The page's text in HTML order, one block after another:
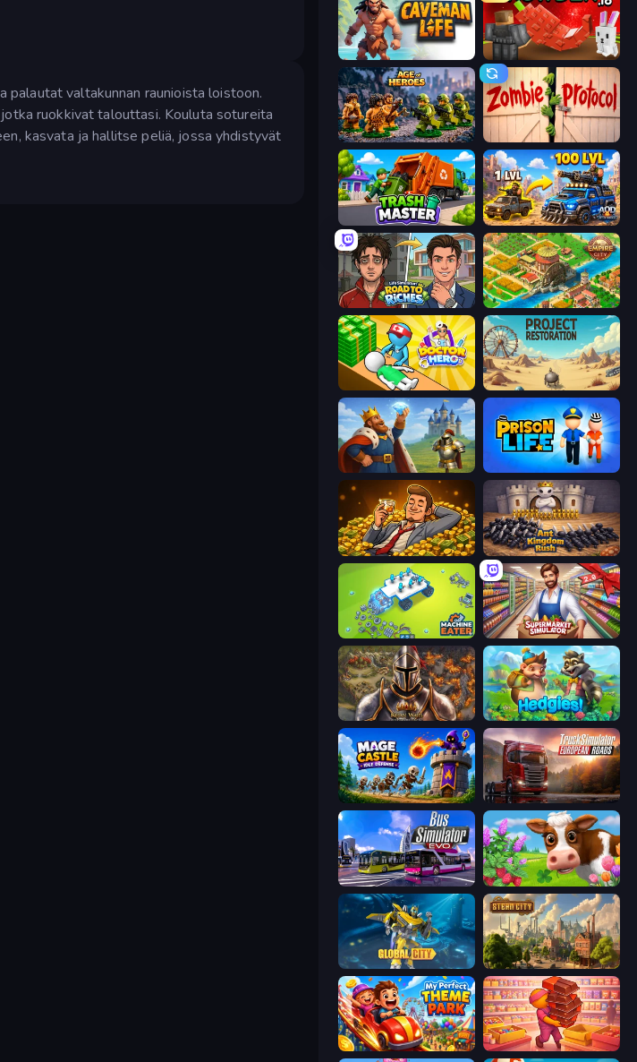
palautat valtakunnan raunioista loistoon.
ruokkivat talouttasi. Kouluta sotureita
kasvata ja hallitse peliä, jossa yhdistyvät
Caveman Life Grow A Garden | Growden.io
Age of Heroes Zombie Protocol
Trash Master AOD - Art Of Defense
Life Simulator: Road to Riches Empire City
Doctor Hero Project Restoration
Idle Crafting Empire Tycoon Prison Life
Idle Billionaire Tycoon Ant Kingdom Rush
Machine Eater Supermarket Simulator: Store Manager
Khan Wars Hedgies
Mage Castle Idle Defense Truck Simulator: European Roads
Bus Simulator: EVO Country Life Meadows
Global City Steam City
My Perfect Theme Park Candy Packing Store